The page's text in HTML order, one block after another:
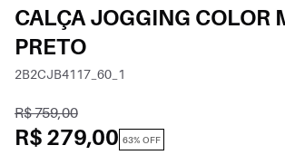
CALÇA JOGGING COLOR
PRETO
2B2CJB4117_60_1
R$ 759,00
R$ 279,00 63% OFF